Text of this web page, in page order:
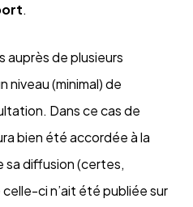
.
auprès de plusieurs
niveau (minimal) de
Dans ce cas de
bien été accordée à la
diffusion (certes,
ci n’ait été publiée sur